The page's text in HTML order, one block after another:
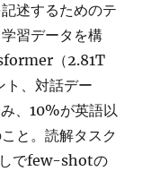
述するためのテ
習データを構
（2.81T
、対話デー
、10%が英語以
と。読解タスク
でfew-shotの